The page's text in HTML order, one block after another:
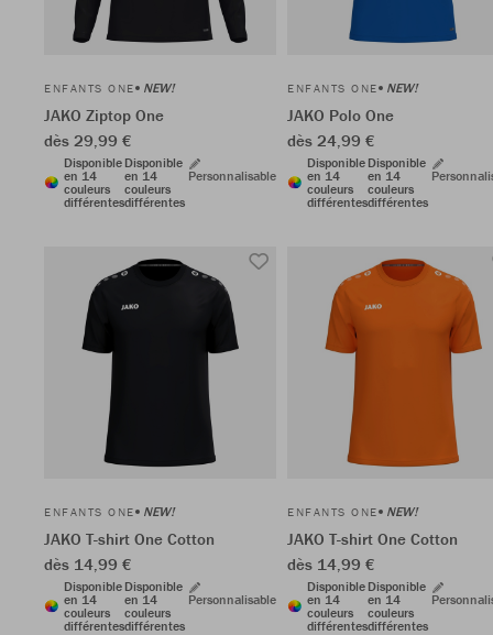
ENFANTS ONE NEW!
JAKO Ziptop One
dès 29,99 €
Disponible
en 14
couleurs
différentes
Disponible
en 14
couleurs
différentes
Personnalisable
ENFANTS ONE NEW!
JAKO Polo One
dès 24,99 €
Disponible
en 14
couleurs
différentes
Disponible
en 14
couleurs
différentes
ENFANTS ONE NEW!
JAKO T-shirt One Cotton
dès 14,99 €
Disponible
en 14
couleurs
différentes
Disponible
en 14
couleurs
différentes
Personnalisable
ENFANTS ONE NEW!
JAKO T-shirt One Cotton
dès 14,99 €
Disponible
en 14
couleurs
différentes
Disponible
en 14
couleurs
différentes